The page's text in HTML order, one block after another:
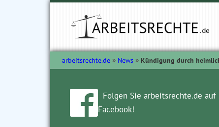
arbeitsrechte.de News Kündigung durch
Folgen Sie arbeitsrechte.de auf
Facebook!